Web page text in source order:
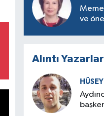
ve
Alıntı Yazarlar